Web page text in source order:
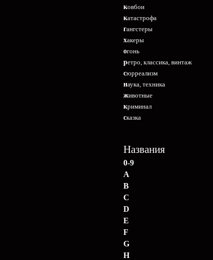
ковбои
катастрофа
гангстеры
хакеры
огонь
ретро, классика, винтаж
сюрреализм
наука, техника
животные
криминал
сказка
Названия
0-9
A
B
C
D
E
F
G
H